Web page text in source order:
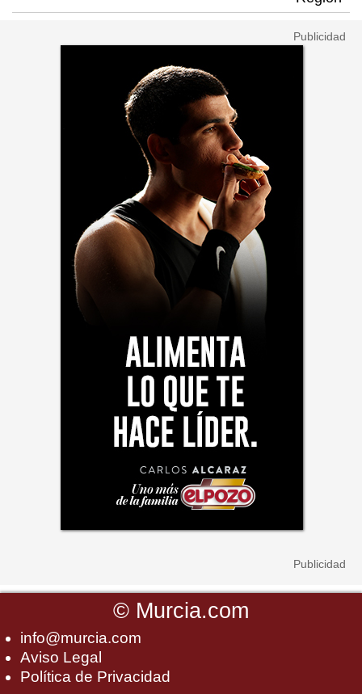
© Murcia.com
info@murcia.com
Aviso Legal
Política de Privacidad